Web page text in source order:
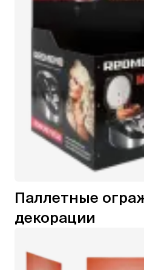
Паллетные
декорации